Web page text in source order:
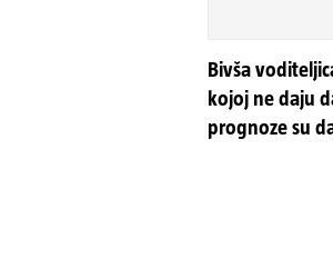
Bivša
kojoj ne daju
prognoze su